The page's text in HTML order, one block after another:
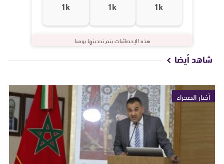
1k
1k
1k
هذه الإحصائيات يتم تحديثها يوميا
شاهد أيضا
أخبار الصحراء